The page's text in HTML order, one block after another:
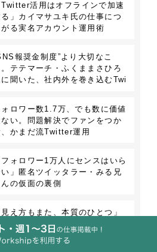
Twitter活用はオフラインで加速
」カイマサユキ氏の仕事につ
る実名アカウント運用術
報奨金制度”より大切なこ
。テテマーチ・ふくままさひろ
に聞いた、社内外を巻き込むTwi
ォロワー数1.7万、でも数に価値
ない。問題解決でファンをつか
、かまだ流Twitter運用
フォロワー1万人にセンスはいら
」匿名ツイッタラー・みる兄
んの仮面の裏側
見え方もまた、本質のひとつ」
山モッツァレラが語る”数字の裏
ある企画力”